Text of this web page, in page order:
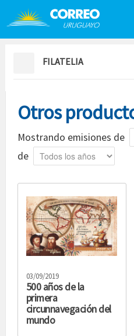
Saltar al contenido
FILATELIA
Otros
Mostrando emisiones de
de Año
03/09/2019
500 años de la
primera
circunnavegación del
mundo